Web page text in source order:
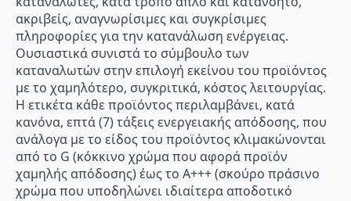
ακριβείς, αναγνωρίσιμες και συγκρίσιμες
πληροφορίες για την κατανάλωση ενέργειας.
Ουσιαστικά συνιστά το σύμβουλο των
καταναλωτών στην επιλογή εκείνου του προϊόντος
με το χαμηλότερο, συγκριτικά, κόστος λειτουργίας.
Η ετικέτα κάθε προϊόντος περιλαμβάνει, κατά
κανόνα, επτά (7) τάξεις ενεργειακής απόδοσης, που
ανάλογα με το είδος του προϊόντος κλιμακώνονται
από το G (κόκκινο χρώμα που αφορά προϊόν
χαμηλής απόδοσης) έως το Α+++ (σκούρο πράσινο
χρώμα που υποδηλώνει ιδιαίτερα αποδοτικό